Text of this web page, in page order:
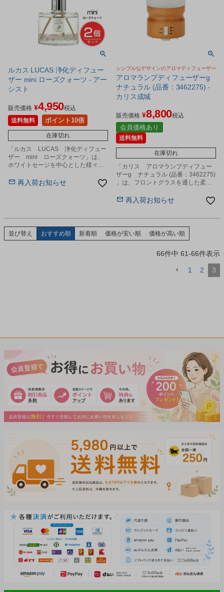
ルカス LUCAS 浄化ディフュー
ザー mini ローズクォーツ - アー
シスト
販売価格 ¥4,950税込
送料無料
ポイント10倍
在庫切れ
「ルカス LUCAS 浄化ディフュー
ザー mini ローズクォーツ」は、
ホワイトセージを中心とした様々な
ャルオイルを贅沢に使用した、天然
成分100%のディフューザーです。
再入荷お知らせ
シンプルなデザインのアロマディフューザー
アロマランプディフューザーg
ナチュラル (品番：3462275) -
カリス成城
販売価格 ¥8,800税込
会員価格あり
送料無料
在庫切れ
「カリス アロマランプディフュー
ザーg ナチュラル (品番：3462275)
」は、フロントグラスを通した柔ら
れたきめの細かいミストが空間を包
再入荷お知らせ
並び替え おすすめ順 新着順 価格が安い順 価格が高い順
66件中 61-66件表示
1 2 3